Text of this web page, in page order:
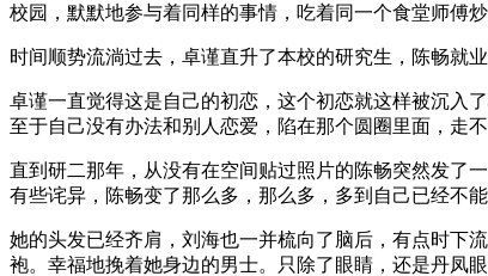
校园，默默地参与着同样的事情，吃着同一个食堂师傅
时间顺势流淌过去，卓谨直升了本校的研究生，陈畅就业
卓谨一直觉得这是自己的初恋，这个初恋就这样被沉入
至于自己没有办法和别人恋爱，陷在那个圆圈里面，走不
直到研二那年，从没有在空间贴过照片的陈畅突然发了
有些诧异，陈畅变了那么多，那么多，多到自己已经不
她的头发已经齐肩，刘海也一并梳向了脑后，有点时下
袍。幸福地挽着她身边的男士。只除了眼睛，还是丹凤